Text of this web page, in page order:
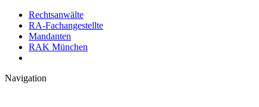
Rechtsanwälte
RA-Fachangestellte
Mandanten
RAK München
Navigation